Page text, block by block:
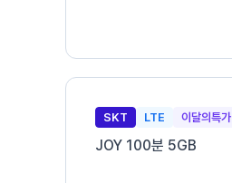
SKT LTE 이달의특가
JOY 100분 5GB